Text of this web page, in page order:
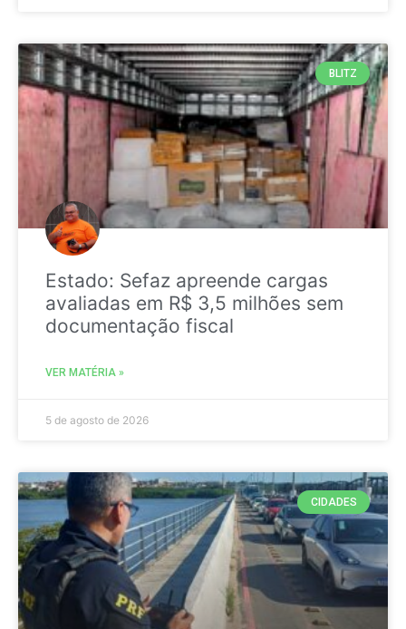
BLITZ
Estado: Sefaz apreende cargas
avaliadas em R$ 3,5 milhões sem
documentação fiscal
VER MATÉRIA »
5 de agosto de 2026
CIDADES